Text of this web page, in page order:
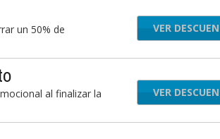
un 50% de
VER
al finalizar la
VER